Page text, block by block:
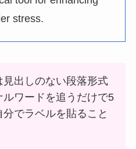
stress.
出しのない段落形式
ルワードを追うだけで5
でラベルを貼ること